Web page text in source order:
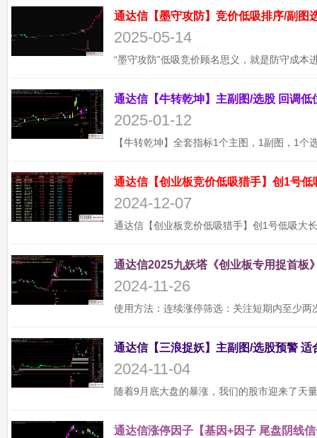
2025-05-14
2025-01-12
通达信【创业板竞价低吸猎手】创1号
2024-12-07
通达信2025九妖塔《创业板专用捉首板
2024-11-26
2024-11-04
通达信涨停因子【基因+因子 尾盘阴线